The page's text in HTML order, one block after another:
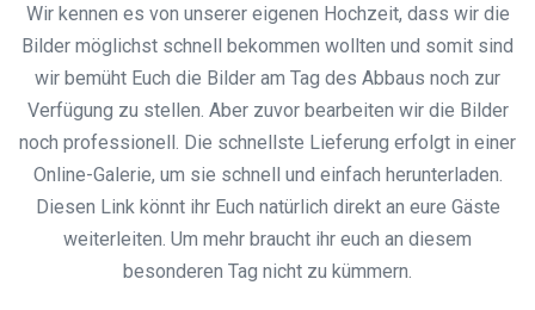
Wir kennen es von unserer eigenen Hochzeit, dass wir die
Bilder möglichst schnell bekommen wollten und somit sind
wir bemüht Euch die Bilder am Tag des Abbaus noch zur
Verfügung zu stellen. Aber zuvor bearbeiten wir die Bilder
noch professionell. Die schnellste Lieferung erfolgt in einer
Online-Galerie, um sie schnell und einfach herunterladen.
Diesen Link könnt ihr Euch natürlich direkt an eure Gäste
weiterleiten. Um mehr braucht ihr euch an diesem
besonderen Tag nicht zu kümmern.